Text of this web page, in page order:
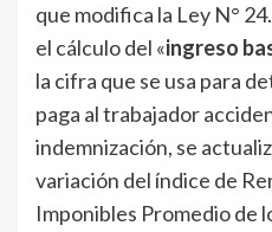
que modifica la Ley N°
el cálculo del «ingreso
la cifra que se usa para
paga al trabajador
indemnización, se
variación del índice de
Imponibles Promedio de